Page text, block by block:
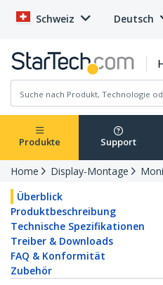
Schweiz Deutsch
Produkte Support
Home Display-Montage
Überblick
Produktbeschreibung
Technische Spezifikationen
Treiber & Downloads
FAQ & Konformität
Zubehör